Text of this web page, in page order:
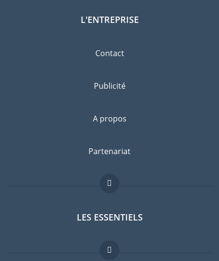
L'ENTREPRISE
Contact
Publicité
A propos
Partenariat
LES ESSENTIELS
Forum expatriés